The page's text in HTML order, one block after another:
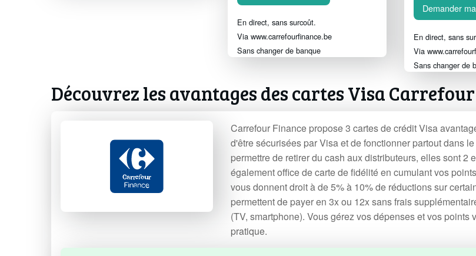
En direct, sans surcoût.
Via www.carrefourfinance.be
Sans changer de banque
Demander
En direct, sans
Via
Sans changer de
Découvrez les avantages des cartes Visa Carrefour
Carrefour Finance propose 3 cartes de crédit Visa
d'être sécurisées par Visa et de fonctionner partout dans
permettre de retirer du cash aux distributeurs, elles sont 2
également office de carte de fidélité en cumulant vos
vous donnent droit à de 5% à 10% de réductions sur
permettent de payer en 3x ou 12x sans frais
(TV, smartphone). Vous gérez vos dépenses et vos points
pratique.